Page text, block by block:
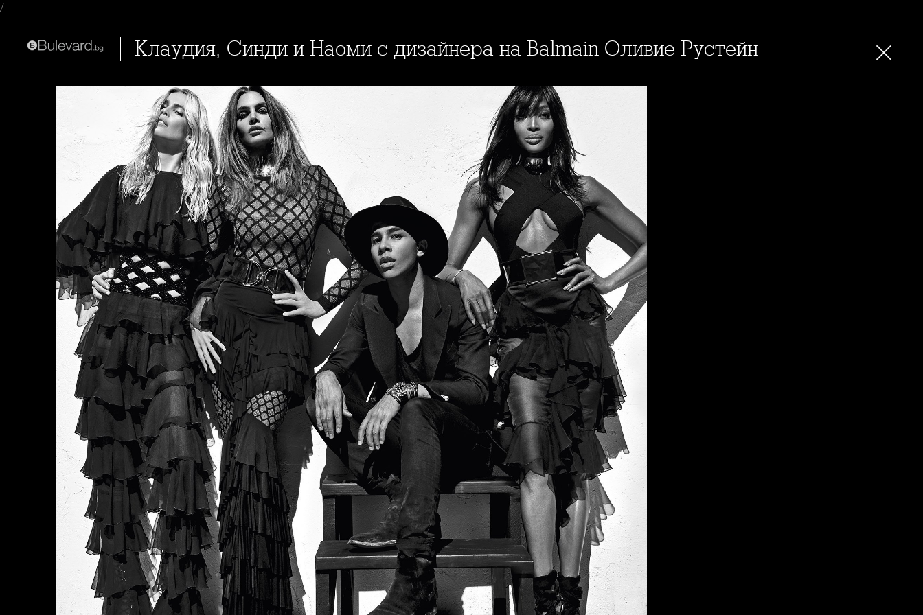
/
Клаудия, Синди и Наоми с дизайнера на Balmain Оливие Рустейн